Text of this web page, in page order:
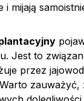
i mijają
Jest to
przez
zauważyć,